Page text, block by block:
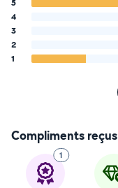
5
4
3
2
1
Compliments reçus
1